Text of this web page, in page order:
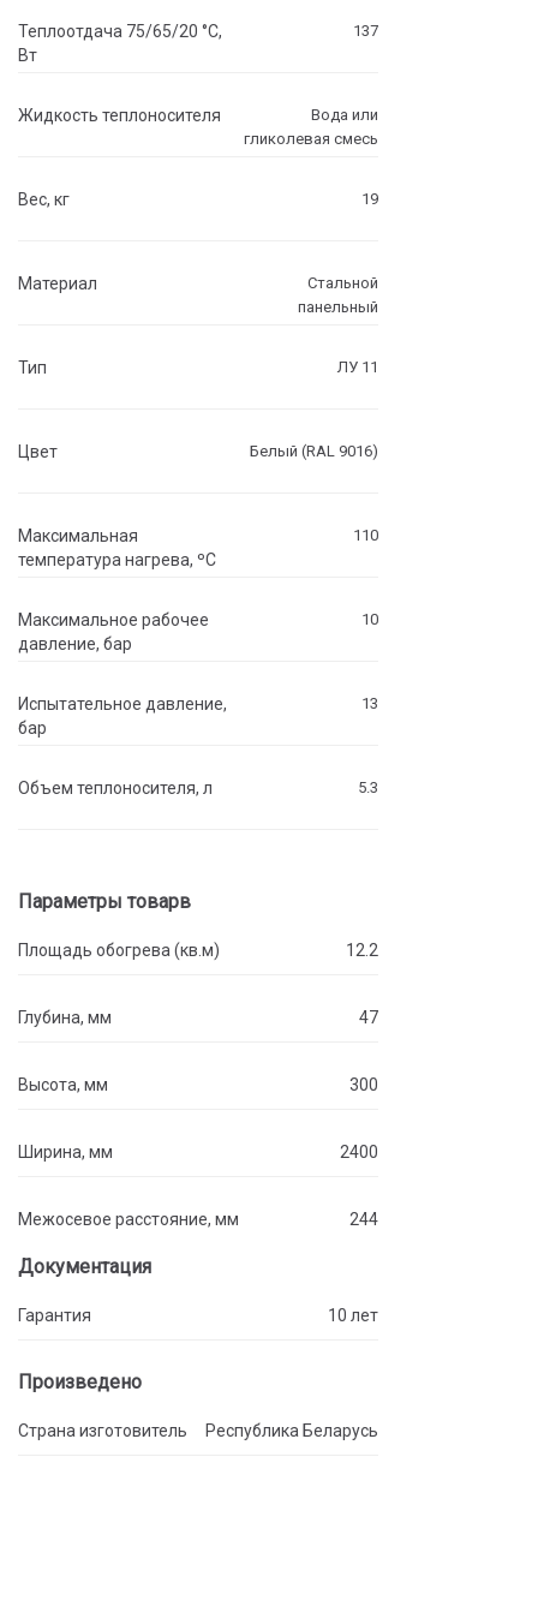
Теплоотдача 75/65/20 °C,
Вт
137
Жидкость теплоносителя
Вода или
гликолевая смесь
Вес, кг 19
Материал
Стальной
панельный
Тип ЛУ 11
Цвет Белый (RAL 9016)
Максимальная
температура нагрева, ºC
110
Максимальное рабочее
давление, бар
10
Испытательное давление,
бар
13
Объем теплоносителя, л 5.3
Параметры товарв
Площадь обогрева (кв.м) 12.2
Глубина, мм 47
Высота, мм 300
Ширина, мм 2400
Межосевое расстояние, мм 244
Документация
Гарантия 10 лет
Произведено
Страна изготовитель Республика Беларусь